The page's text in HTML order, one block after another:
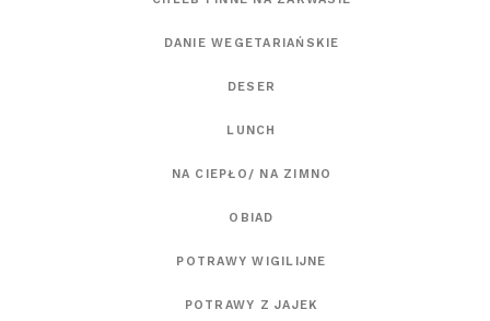
DANIE WEGETARIAŃSKIE
DESER
LUNCH
NA CIEPŁO/ NA ZIMNO
OBIAD
POTRAWY WIGILIJNE
POTRAWY Z JAJEK